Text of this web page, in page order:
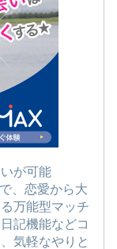
が可能
、恋愛から大
万能型マッチ
記機能などコ
気軽なやりと